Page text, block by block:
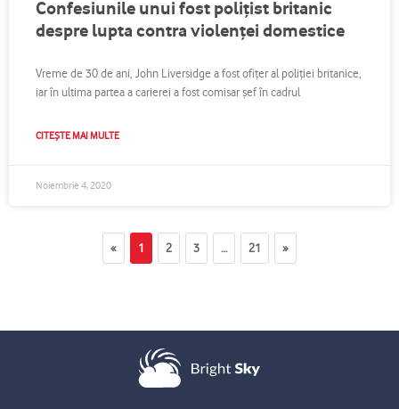
Confesiunile unui fost polițist britanic
despre lupta contra violenței domestice
Vreme de 30 de ani, John Liversidge a fost ofițer al poliției britanice,
iar în ultima partea a carierei a fost comisar șef în cadrul
CITEȘTE MAI MULTE
Noiembrie 4, 2020
« 1 2 3 … 21 »